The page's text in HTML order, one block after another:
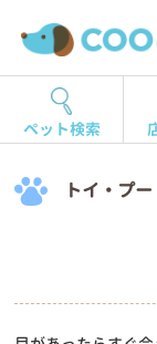
ペット検索
トイ・プ